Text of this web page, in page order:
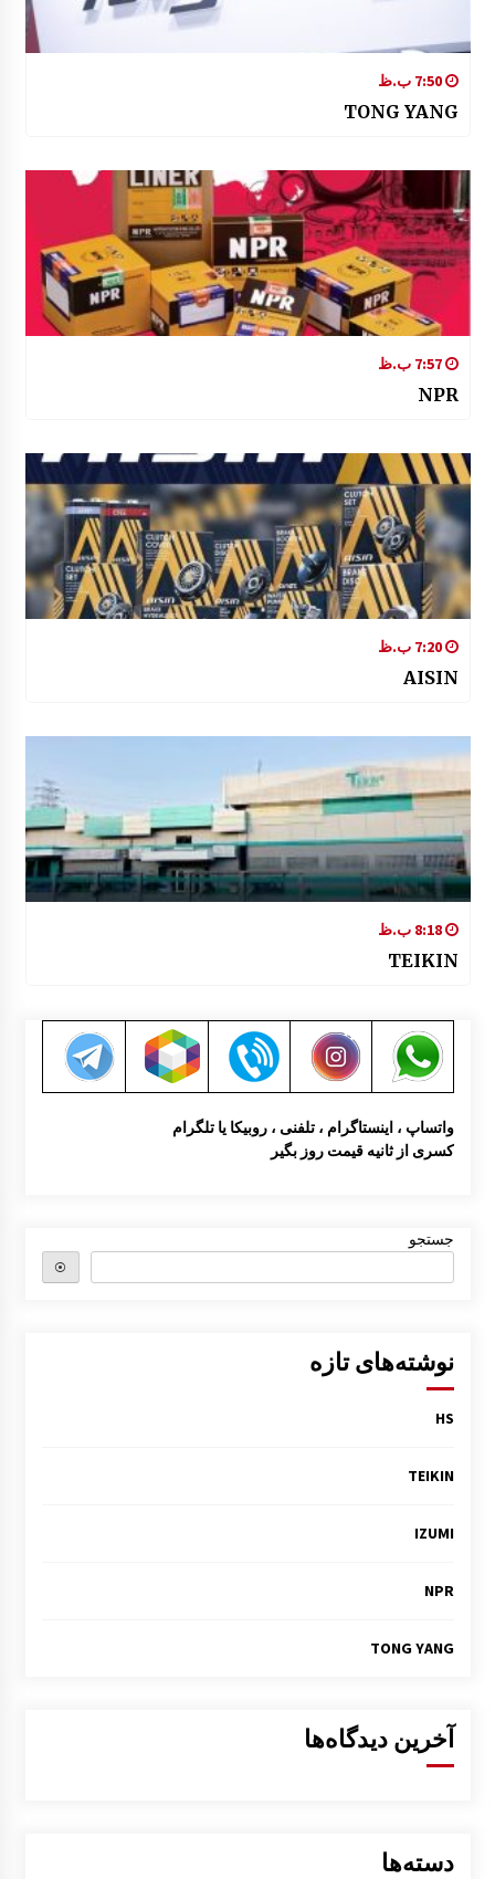
7:50 ب.ظ
TONG YANG
7:57 ب.ظ
NPR
7:20 ب.ظ
AISIN
8:18 ب.ظ
TEIKIN
واتساپ ، اینستاگرام ، تلفنی ، روبیکا یا تلگرام
کسری از ثانیه قیمت روز بگیر
جستجو
⦿
نوشته‌های تازه
HS
TEIKIN
IZUMI
NPR
TONG YANG
آخرین دیدگاه‌ها
دسته‌ها